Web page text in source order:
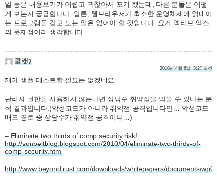
일 등은 내용보기가 어렵고 귀찮아서 포기 했는데, 다른 분들은 어떻
게 보는지 궁금합니다. 암튼, 웹브라우저가 최소한 운영체제에 얽매이
는 프로그램을 갖고 노는 일은 없어야 할 것입니다. 요게 엑티브 엑스
의 문제점이라 생각합니다.
쿨캣7
2010년 4월 6일, 3:27 오전
제가 샘플 테스트할 필요는 없겠네요.
관리자 권한을 사용하지 않는다면 상당수 취약점을 막을 수 있다는 분
석 결과입니다.(악성코드가 아니라 취약점 공격입니다만… 악성코드
배포 경로 중 상당수가 취약점 공격이니…)
– Eliminate two thirds of comp security risk!
http://sunbeltblog.blogspot.com/2010/04/eliminate-two-thirds-of-
comp-security.html
http://www.beyondtrust.com/downloads/whitepapers/documents/